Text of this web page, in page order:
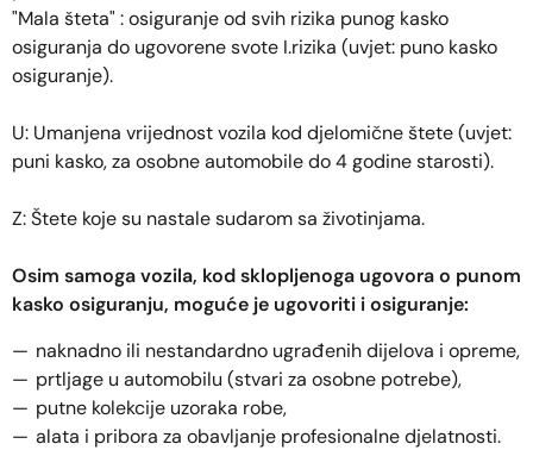
"Mala šteta" : osiguranje od svih rizika punog kasko
osiguranja do ugovorene svote I.rizika (uvjet: puno kasko
osiguranje).
U: Umanjena vrijednost vozila kod djelomične štete (uvjet:
puni kasko, za osobne automobile do 4 godine starosti).
Z: Štete koje su nastale sudarom sa životinjama.
Osim samoga vozila, kod sklopljenoga ugovora o punom
kasko osiguranju, moguće je ugovoriti i osiguranje:
naknadno ili nestandardno ugrađenih dijelova i opreme,
prtljage u automobilu (stvari za osobne potrebe),
putne kolekcije uzoraka robe,
alata i pribora za obavljanje profesionalne djelatnosti.